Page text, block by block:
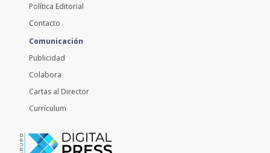
Política Editorial
Contacto
Comunicación
Publicidad
Colabora
Cartas al Director
Currículum